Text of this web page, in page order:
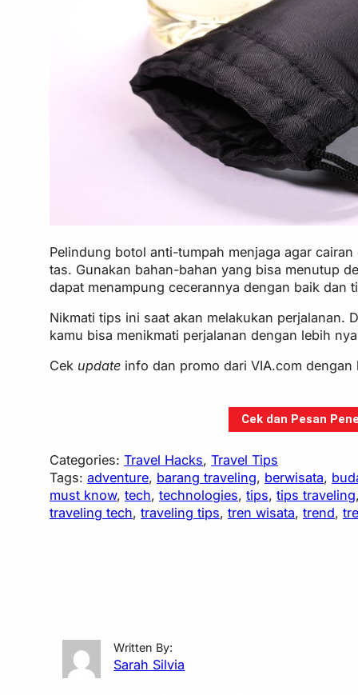
Pelindung botol anti-tumpah menjaga agar
tas. Gunakan bahan-bahan yang bisa menutup
dapat menampung cecerannya dengan baik dan
Nikmati tips ini saat akan melakukan perjalanan.
kamu bisa menikmati perjalanan dengan lebih
Cek update info dan promo dari VIA.com
Cek dan Pesan
Categories:Travel Hacks, Travel Tips
Tags:adventure, barang traveling, berwisata,
must know, tech, technologies, tips, tips traveling
traveling tech, traveling tips, tren wisata, trend,
Written By:
Sarah Silvia